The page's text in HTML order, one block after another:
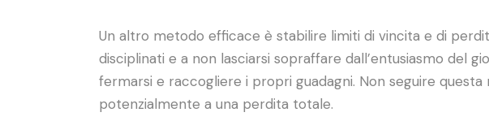
Un altro metodo efficace è stabilire limiti di vincita e di
disciplinati e a non lasciarsi sopraffare dall’entusiasmo del
fermarsi e raccogliere i propri guadagni. Non seguire
potenzialmente a una perdita totale.